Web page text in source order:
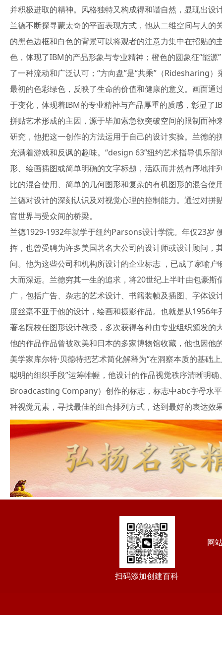
并积极进取的精神。风格独特又构成得和谐自然，显现出
兰德不断探寻蒙太奇的平面表现方式，他从二维空间与人
的黑色边框和白色的背景可以将观者的注意力集中在招贴
色，体现了IBM的产品形象与专业精神；橙色的圆象征“能
了一种流动和广泛认可；“方向盘”是“共乘”（Ridesharing
最初的色彩绿色，反映了生命的价值和健康的意义。画面
于变化，体现着IBM的专业精神与产品厚重的质感，彰显了
拼贴艺术形成的主因，源于毕加索急欲突破空间的限制而
研究，他把这一创作的方法运用于自己的设计实验。兰德
充满着游戏和反讽的趣味。“design 63”纽约艺术指导俱乐
形、绘画插图或简单明确的文字标题，活跃而井然有序地
比的混合使用、简单的几何图形和复杂的有机图形的混合
兰德对设计的深刻认识及对视觉心理的控制能力。通过对
官世界与受众间的桥梁。
兰德1929-1932年就学于纽约Parsons设计学院。年仅23岁
挥，也曾受聘为许多美国著名大公司的设计师或设计顾问
问。他为这些公司和机构所设计的企业标志 ，已成了家喻
大而深远。兰德穷其一生的追求，将20世纪上半叶由包豪
广，包括广告、杂志的艺术设计、书籍装帧及插图、字体
度丝毫不亚于他的设计，绘画和摄影作品。也就是从1956
著名院校任图形设计教授，多次获得各种由专业组织颁发的
他的作品作品曾被欧美和日本的多家博物馆收藏，他也因
美学家库尔特·贝德特把艺术简化解释为“在洞察本质的基础
聪明的组织手段”运筹帷幄，他设计的作品视觉秩序清晰明
Broadcasting Company）创作的标志，标志中abc字母水
种视觉元素，寻找最佳的组合排列方式，达到最好的表达效
网
扫码添加创建百科